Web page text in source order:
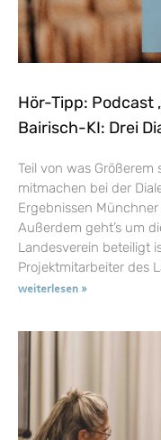
Hör-Tipp: Podcast
Bairisch-KI: Drei
Teil von was
mitmachen bei der
Ergebnissen
Außerdem geht’s um
Landesverein beteiligt
Projektmitarbeiter des
weiterlesen »